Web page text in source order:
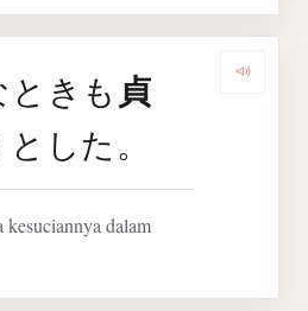
きも貞
した。
kesuciannya dalam